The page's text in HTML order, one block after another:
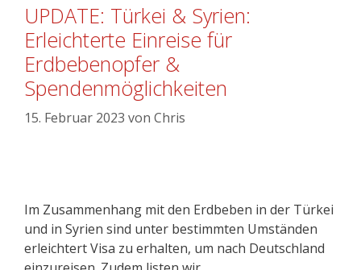
UPDATE: Türkei & Syrien:
Erleichterte Einreise für
Erdbebenopfer &
Spendenmöglichkeiten
15. Februar 2023 von Chris
Im Zusammenhang mit den Erdbeben in der Türkei
und in Syrien sind unter bestimmten Umständen
erleichtert Visa zu erhalten, um nach Deutschland